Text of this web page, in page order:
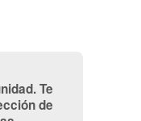
Te
de